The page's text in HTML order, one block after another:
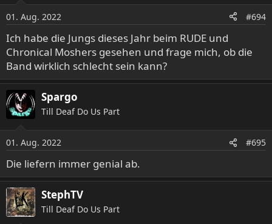
n
e
n
:
01. Aug. 2022 #694
Ich habe die Jungs dieses Jahr beim RUDE und
Chronical Moshers gesehen und frage mich, ob die
Band wirklich schlecht sein kann?
Spargo
Till Deaf Do Us Part
01. Aug. 2022 #695
Die liefern immer genial ab.
StephTV
Till Deaf Do Us Part